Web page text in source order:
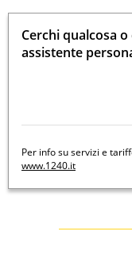
Cerchi qualcosa
assistente
Per info su servizi e
www.1240.it